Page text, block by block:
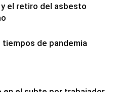
el retiro del asbesto
tiempos de pandemia